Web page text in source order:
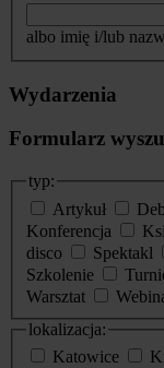
albo imię i/lub
Wydarzenia
Formularz
typ:
Artykuł
Konferencja
disco
Spektakl
Szkolenie
Warsztat
lokalizacja:
Katowice